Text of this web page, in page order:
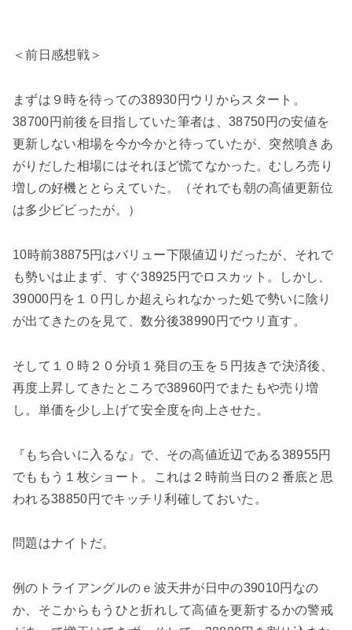
＜前日感想戦＞
まずは９時を待っての38930円ウリからスタート。
38700円前後を目指していた筆者は、38750円の安値を
更新しない相場を今か今かと待っていたが、突然噴きあ
がりだした相場にはそれほど慌てなかった。むしろ売り
増しの好機ととらえていた。（それでも朝の高値更新位
は多少ビビったが。）
10時前38875円はバリュー下限値辺りだったが、それで
も勢いは止まず、すぐ38925円でロスカット。しかし、
39000円を１０円しか超えられなかった処で勢いに陰り
が出てきたのを見て、数分後38990円でウリ直す。
そして１０時２０分頃１発目の玉を５円抜きで決済後、
再度上昇してきたところで38960円でまたもや売り増
し。単価を少し上げて安全度を向上させた。
『もち合いに入るな』で、その高値近辺である38955円
でももう１枚ショート。これは２時前当日の２番底と思
われる38850円でキッチリ利確しておいた。
問題はナイトだ。
例のトライアングルのｅ波天井が日中の39010円なの
か、そこからもうひと折れして高値を更新するかの警戒